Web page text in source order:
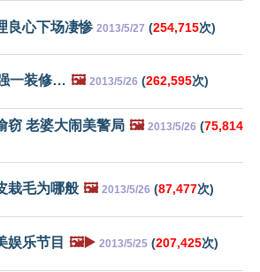
良心下场凄惨 2013/5/27 (254,715次)
一装修… 🖼️ 2013/5/26 (262,595次)
窃 老婆大闹美警局 🖼️ 2013/5/26 (75,814
栽毛为哪般 🖼️ 2013/5/26 (87,477次)
娱乐节目 🖼️▶️ 2013/5/25 (207,425次)